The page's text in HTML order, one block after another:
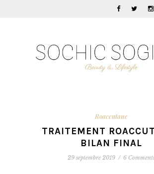
Roaccutane
TRAITEMENT
BILAN FINAL
29 septembre 2019 / 6